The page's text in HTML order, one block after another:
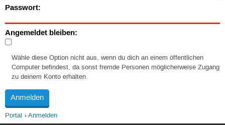
Passwort:
Angemeldet bleiben:
Wähle diese Option nicht aus, wenn du dich an einem öffentlichen
Computer befindest, da sonst fremde Personen möglicherweise Zugang
zu deinem Konto erhalten.
Portal Anmelden